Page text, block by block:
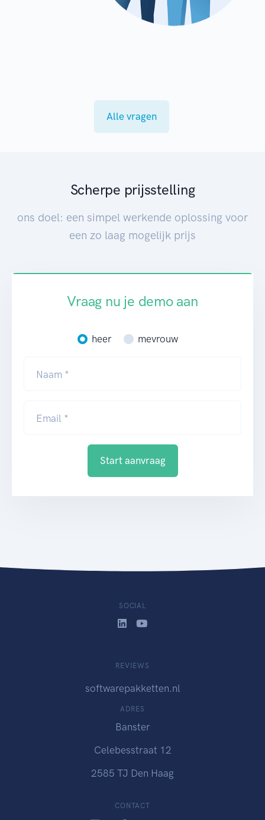
Alle vragen
Scherpe prijsstelling
ons doel: een simpel werkende oplossing voor
een zo laag mogelijk prijs
Vraag nu je demo aan
heer mevrouw
Naam *
Email *
Start aanvraag
SOCIAL
REVIEWS
softwarepakketten.nl
ADRES
Banster
Celebesstraat 12
2585 TJ Den Haag
CONTACT